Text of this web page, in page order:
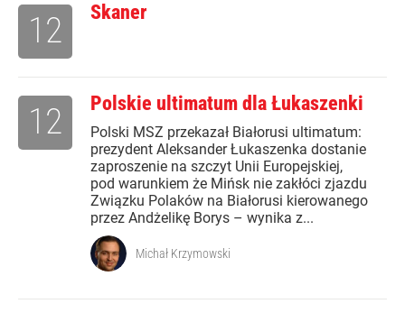
Skaner
12
Polskie ultimatum dla Łukaszenki
Polski MSZ przekazał Białorusi ultimatum:
prezydent Aleksander Łukaszenka dostanie
zaproszenie na szczyt Unii Europejskiej,
pod warunkiem że Mińsk nie zakłóci zjazdu
Związku Polaków na Białorusi kierowanego
przez Andżelikę Borys – wynika z...
12
Michał Krzymowski